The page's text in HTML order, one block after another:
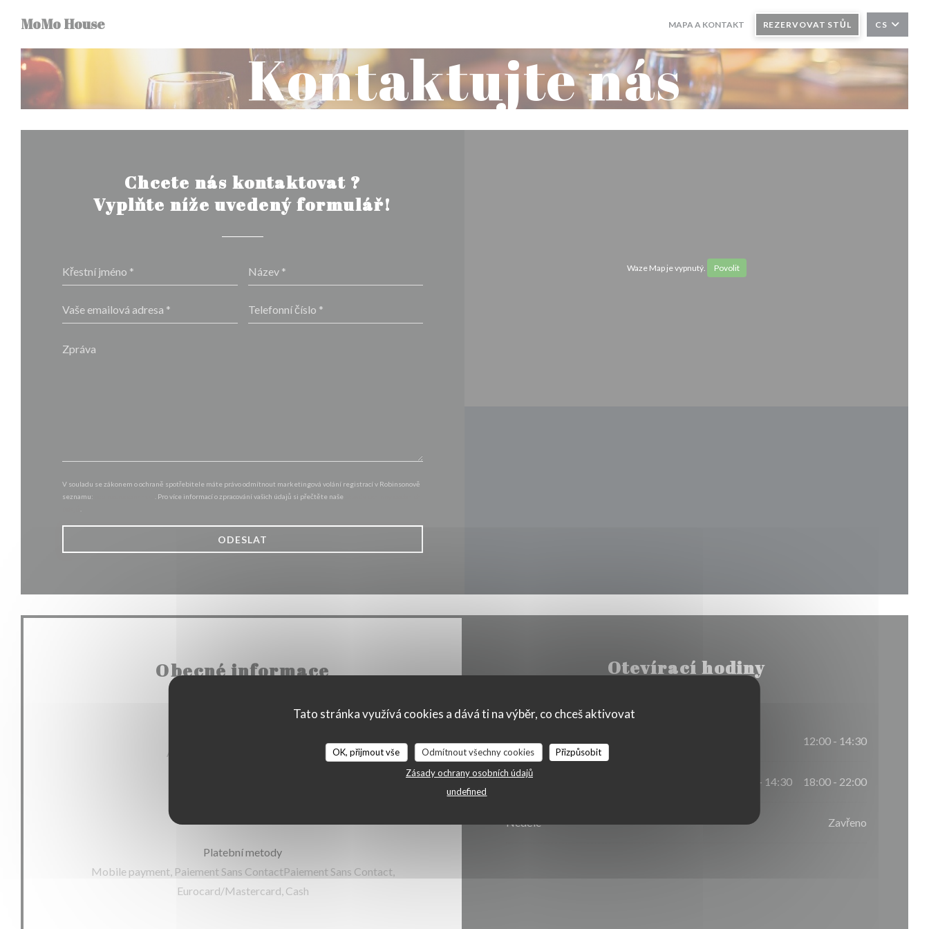
Tato stránka využívá cookies a dává ti na výběr, co chceš aktivovat
OK, přijmout vše Odmítnout všechny cookies
Přizpůsobit
Zásady ochrany osobních údajů
undefined
MoMo House MAPA A KONTAKT REZERVOVAT STŮL CS
Kontaktujte nás
Chcete nás kontaktovat ?
Vyplňte níže uvedený formulář!
V souladu se zákonem o ochraně spotřebitele máte právo odmítnout marketingová volání registrací v Robinsonově
seznamu:
. Pro více informací o zpracování vašich údajů si přečtěte naše
Waze Map je vypnutý. Povolit
Obecné informace
Asian street food, fresh product,
Platební metody
Mobile payment, Paiement Sans ContactPaiement Sans Contact,
Eurocard/Mastercard, Cash
Otevírací hodiny
Pondělí 12:00 - 14:30
Ute-Sob 12:00 - 14:30 18:00 - 22:00
Neděle Zavřeno